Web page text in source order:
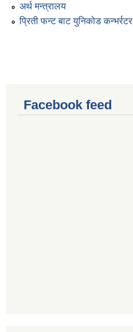
अर्थ मन्त्रालय
प्रिती फन्ट बाट युनिकोड कन्भर्रटर
Facebook feed